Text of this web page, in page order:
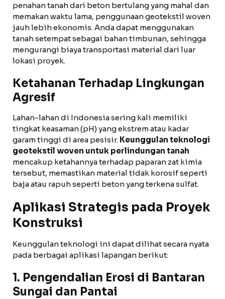
penahan tanah dari beton bertulang yang mahal dan
memakan waktu lama, penggunaan geotekstil woven
jauh lebih ekonomis. Anda dapat menggunakan
tanah setempat sebagai bahan timbunan, sehingga
mengurangi biaya transportasi material dari luar
lokasi proyek.
Ketahanan Terhadap Lingkungan
Agresif
Lahan-lahan di Indonesia sering kali memiliki
tingkat keasaman (pH) yang ekstrem atau kadar
garam tinggi di area pesisir. Keunggulan teknologi
geotekstil woven untuk perlindungan tanah
mencakup ketahannya terhadap paparan zat kimia
tersebut, memastikan material tidak korosif seperti
baja atau rapuh seperti beton yang terkena sulfat.
Aplikasi Strategis pada Proyek
Konstruksi
Keunggulan teknologi ini dapat dilihat secara nyata
pada berbagai aplikasi lapangan berikut:
1. Pengendalian Erosi di Bantaran
Sungai dan Pantai